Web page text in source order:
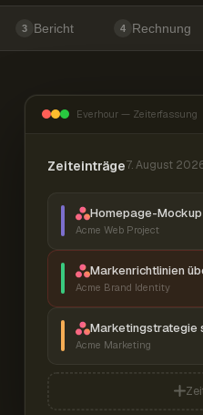
3 Bericht 4 Rechnung
Everhour — Zeiterfassung
Zeiteinträge7. August
Homepage-
Acme Web Project
Markenrichtlinien
Acme Brand Identity
Marketingstrategie
Acme Marketing